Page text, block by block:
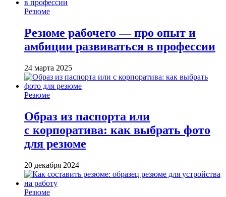
Резюме
Резюме рабочего — про опыт и
амбиции развиваться в профессии
24 марта 2025
Резюме
Образ из паспорта или
с корпоратива: как выбрать фото
для резюме
20 декабря 2024
Резюме